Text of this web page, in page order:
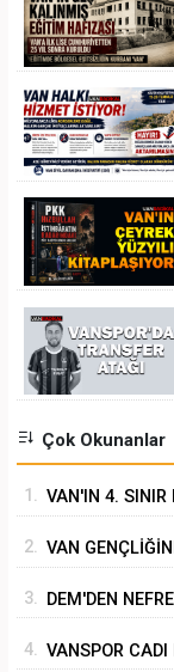
Çok Okunanlar
1. VAN'IN 4. SINIR
2. VAN
3. DEM'DEN
4. VANSPOR